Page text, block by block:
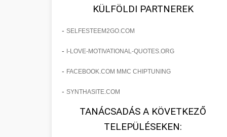
sebészeti praxisban.
páciensszám növekedés
os Növekedést
Lépésről lépésre marketing tervrajz,
eredményezett. Ismerje meg a
szonyegtisztito.net
marketing stratégiai tervrajz
os Növekedésének
Története
Teljes dokumentáció egy klinika
átalakulási útjáról, bemutatva az utat a
küzdő praxistól a virágzó vállalkozásig
150%-os növekedéssel.
🎪 18. Szemhéjplasztika
Iránti Érdeklődés 150%-
KÜLFÖLDI PARTNEREK
- SELFESTEEM2GO.COM
- I-LOVE-MOTIVATIONAL-QUOTES.ORG
- FACEBOOK.COM MMC CHIPTUNING
- SYNTHASITE.COM
TANÁCSADÁS A KÖVETKEZŐ
TELEPÜLÉSEKEN: